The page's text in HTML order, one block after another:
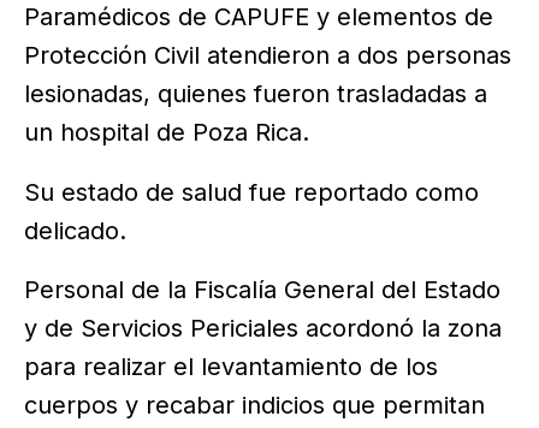
Paramédicos de CAPUFE y elementos de
Protección Civil atendieron a dos personas
lesionadas, quienes fueron trasladadas a
un hospital de Poza Rica.
Su estado de salud fue reportado como
delicado.
Personal de la Fiscalía General del Estado
y de Servicios Periciales acordonó la zona
para realizar el levantamiento de los
cuerpos y recabar indicios que permitan